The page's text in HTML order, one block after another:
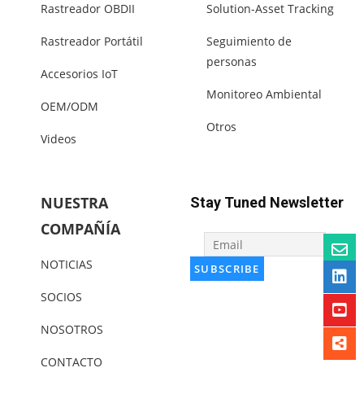
Rastreador OBDII
Rastreador Portátil
Accesorios IoT
OEM/ODM
Videos
Solution-Asset Tracking
Seguimiento de
personas
Monitoreo Ambiental
Otros
NUESTRA
COMPAÑÍA
NOTICIAS
SOCIOS
NOSOTROS
CONTACTO
Stay Tuned Newsletter